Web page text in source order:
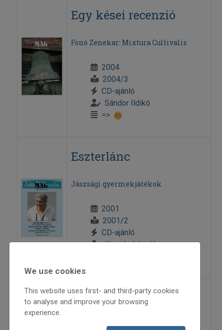
Egy kései recenzió
Fonó Zenekar: Mixtura Cultivalis
2004
2004/3
CD-ajánló
Sándor Ildikó
=>
Eszterlánc
Jászsági gyermekjátékok
2001
2001/2
CD-ajánló
Kocsán László
Felföldi levelek
2006
We use cookies
This website uses first- and third-party cookies
to analyse and improve your browsing
experience.